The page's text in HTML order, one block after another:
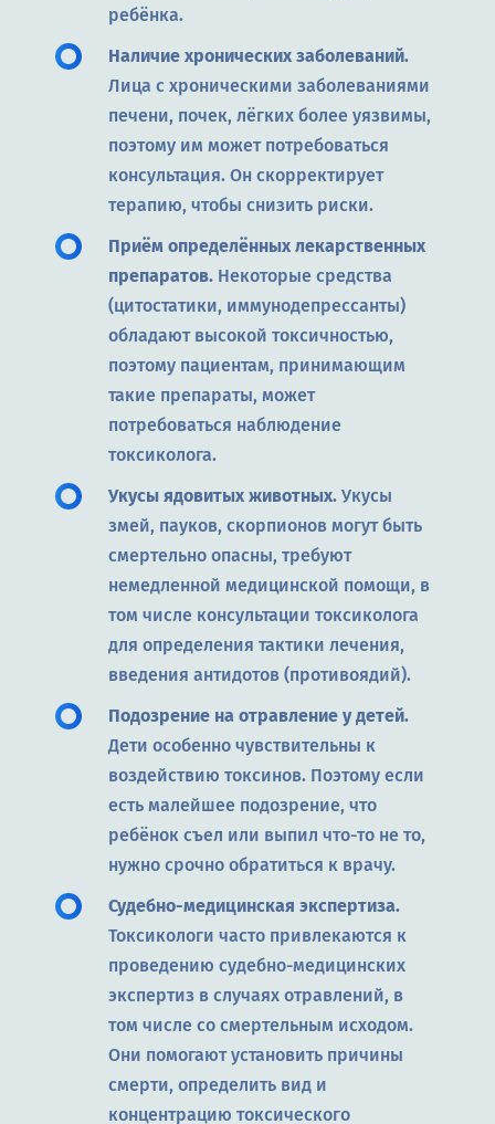
ребёнка.
Наличие хронических заболеваний.
Лица с хроническими заболеваниями
печени, почек, лёгких более уязвимы,
поэтому им может потребоваться
консультация. Он скорректирует
терапию, чтобы снизить риски.
Приём определённых лекарственных
препаратов. Некоторые средства
(цитостатики, иммунодепрессанты)
обладают высокой токсичностью,
поэтому пациентам, принимающим
такие препараты, может
потребоваться наблюдение
токсиколога.
Укусы ядовитых животных. Укусы
змей, пауков, скорпионов могут быть
смертельно опасны, требуют
немедленной медицинской помощи, в
том числе консультации токсиколога
для определения тактики лечения,
введения антидотов (противоядий).
Подозрение на отравление у детей.
Дети особенно чувствительны к
воздействию токсинов. Поэтому если
есть малейшее подозрение, что
ребёнок съел или выпил что-то не то,
нужно срочно обратиться к врачу.
Судебно-медицинская экспертиза.
Токсикологи часто привлекаются к
проведению судебно-медицинских
экспертиз в случаях отравлений, в
том числе со смертельным исходом.
Они помогают установить причины
смерти, определить вид и
концентрацию токсического